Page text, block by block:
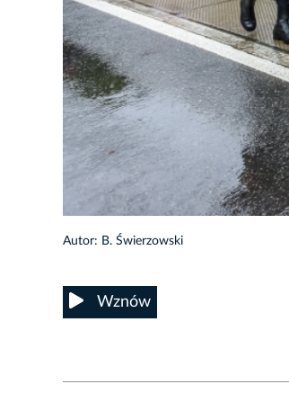
Autor: B. Świerzowski
Wznów